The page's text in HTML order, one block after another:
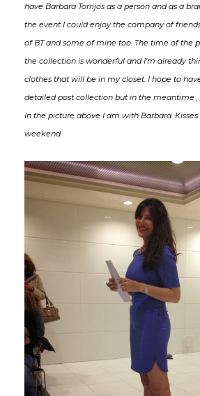
have Barbara Torrijos as a person and as a
the event I could enjoy the company of
of BT and some of mine too. The time of the
the collection is wonderful and I'm already
clothes that will be in my closet. I hope to
detailed post collection but in the meantime ,
In the picture above I am with Barbara.
weekend.